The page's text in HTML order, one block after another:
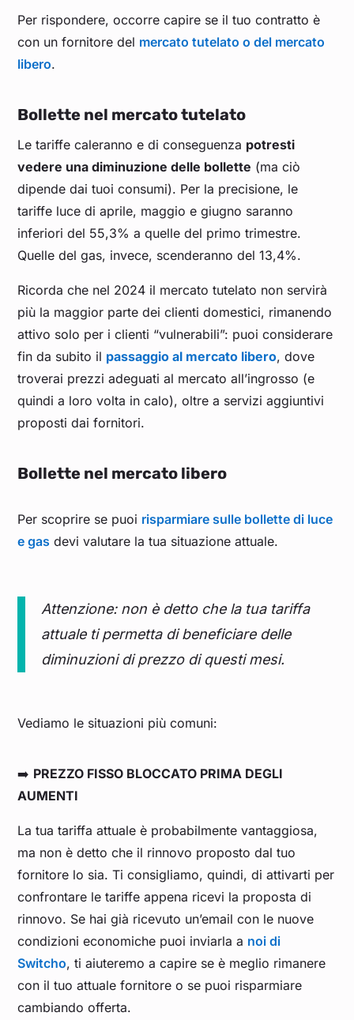
Per rispondere, occorre capire se il tuo contratto è
con un fornitore del mercato tutelato o del mercato
libero.
Bollette nel mercato tutelato
Le tariffe caleranno e di conseguenza potresti
vedere una diminuzione delle bollette (ma ciò
dipende dai tuoi consumi). Per la precisione, le
tariffe luce di aprile, maggio e giugno saranno
inferiori del 55,3% a quelle del primo trimestre.
Quelle del gas, invece, scenderanno del 13,4%.
Ricorda che nel 2024 il mercato tutelato non servirà
più la maggior parte dei clienti domestici, rimanendo
attivo solo per i clienti “vulnerabili”: puoi considerare
fin da subito il passaggio al mercato libero, dove
troverai prezzi adeguati al mercato all’ingrosso (e
quindi a loro volta in calo), oltre a servizi aggiuntivi
proposti dai fornitori.
Bollette nel mercato libero
Per scoprire se puoi risparmiare sulle bollette di luce
e gas devi valutare la tua situazione attuale.
Attenzione: non è detto che la tua tariffa
attuale ti permetta di beneficiare delle
diminuzioni di prezzo di questi mesi.
Vediamo le situazioni più comuni:
➡️ PREZZO FISSO BLOCCATO PRIMA DEGLI
AUMENTI
La tua tariffa attuale è probabilmente vantaggiosa,
ma non è detto che il rinnovo proposto dal tuo
fornitore lo sia. Ti consigliamo, quindi, di attivarti per
confrontare le tariffe appena ricevi la proposta di
rinnovo. Se hai già ricevuto un’email con le nuove
condizioni economiche puoi inviarla a noi di
Switcho, ti aiuteremo a capire se è meglio rimanere
con il tuo attuale fornitore o se puoi risparmiare
cambiando offerta.